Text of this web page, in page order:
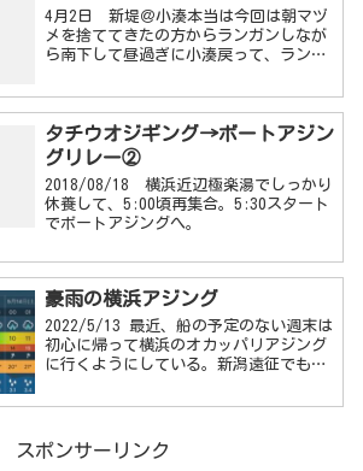
4月2日 新堤＠小湊本当は今回は朝マヅ
メを捨ててきたの方からランガンしなが
ら南下して昼過ぎに小湊戻って、ランガ
湊で撃てばボーズ無しでお土産持って帰
れるだろう、、、という計画だったのだ
がいつも通り仕事終わっ...
タチウオジギング→ボートアジン
グリレー②
2018/08/18 横浜近辺極楽湯でしっかり
休養して、5:00頃再集合。5:30スタート
でボートアジングへ。
豪雨の横浜アジング
2022/5/13 最近、船の予定のない週末は
初心に帰って横浜のオカッパリアジング
に行くようにしている。新潟遠征でも痛
別物でやはりやっていないと勘も鈍るし
浜のア...
スポンサーリンク